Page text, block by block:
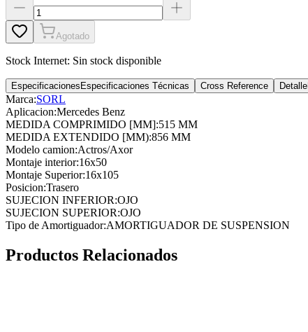
Agotado
Stock Internet: Sin stock disponible
Especificaciones Especificaciones Técnicas Cross Reference Detalle
Marca:SORL
Aplicacion:Mercedes Benz
MEDIDA COMPRIMIDO [MM]:515 MM
MEDIDA EXTENDIDO [MM):856 MM
Modelo camion:Actros/Axor
Montaje interior:16x50
Montaje Superior:16x105
Posicion:Trasero
SUJECION INFERIOR:OJO
SUJECION SUPERIOR:OJO
Tipo de Amortiguador:AMORTIGUADOR DE SUSPENSION
Productos Relacionados